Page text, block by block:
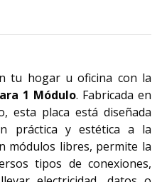
tu hogar u oficina con la
1 Módulo. Fabricada en
esta placa está diseñada
práctica y estética a la
módulos libres, permite la
tipos de conexiones,